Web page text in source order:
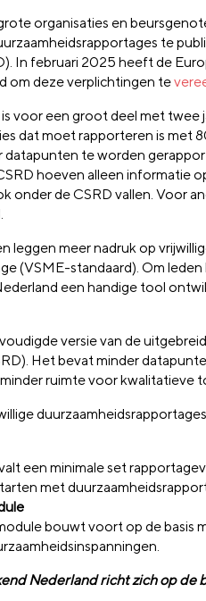
organisaties en
te
In februari 2025 heeft de
om deze verplichtingen te
voor een groot deel met twee
dat moet rapporteren is met
datapunten te worden
hoeven alleen informatie
onder de CSRD vallen. Voor
leggen meer nadruk op
(VSME-standaard). Om
een handige tool
versie van de
Het bevat minder
ruimte voor kwalitatieve
een minimale set
met
bouwt voort op de basis
Nederland richt zich op de